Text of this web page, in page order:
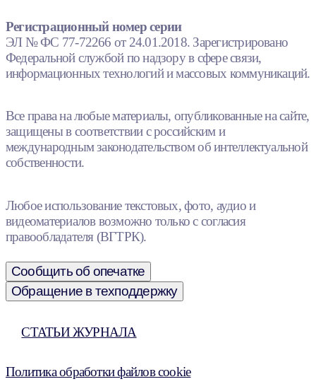
Регистрационный номер серии
ЭЛ № ФС 77-72266 от 24.01.2018. Зарегистрировано
Федеральной службой по надзору в сфере связи,
информационных технологий и массовых коммуникаций.
Все права на любые материалы, опубликованные на сайте,
защищены в соответствии с российским и
международным законодательством об интеллектуальной
собственности.
Любое использование текстовых, фото, аудио и
видеоматериалов возможно только с согласия
правообладателя (ВГТРК).
Сообщить об опечатке
Обращение в техподдержку
СТАТЬИ ЖУРНАЛА
Политика обработки файлов cookie